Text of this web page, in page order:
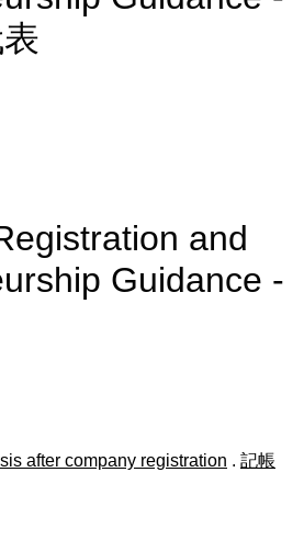
and
Guidance -
after company registration . 記帳